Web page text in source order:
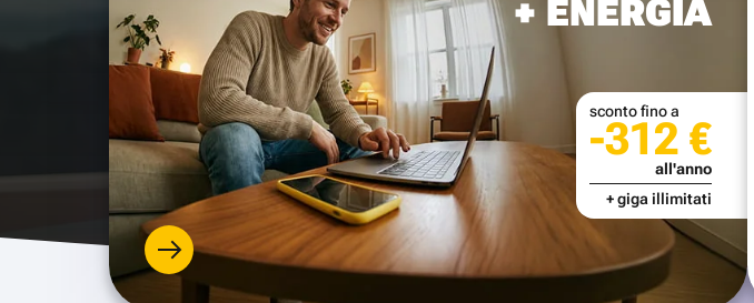
+ ENERGIA
sconto fino a
-312 €
all'anno
+ giga illimitati